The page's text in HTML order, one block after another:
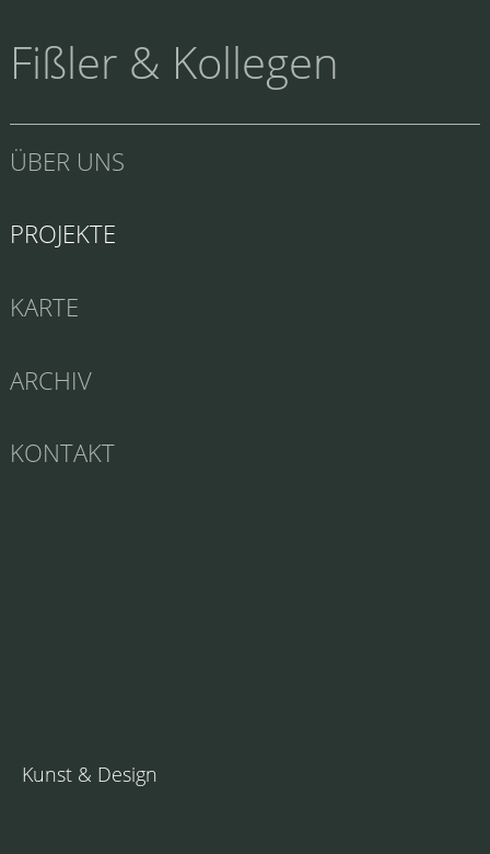
Fißler & Kollegen
ÜBER UNS
PROJEKTE
KARTE
ARCHIV
KONTAKT
Kunst & Design